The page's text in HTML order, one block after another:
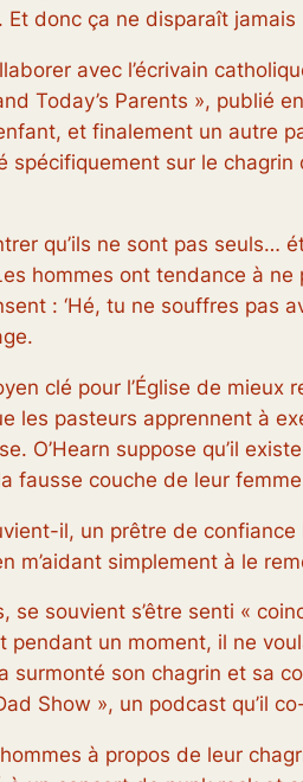
donc ça ne disparaît
avec l’écrivain
Today’s Parents », publié
et finalement un autre
spécifiquement sur le
qu’ils ne sont pas
hommes ont tendance à
: ‘Hé, tu ne souffres pas
clé pour l’Église de
les pasteurs apprennent à
O’Hearn suppose qu’il
fausse couche de leur
il, un prêtre de
m’aidant simplement à le
souvient s’être senti «
pendant un moment, il ne
surmonté son chagrin et sa
Show », un podcast qu’il
à propos de leur